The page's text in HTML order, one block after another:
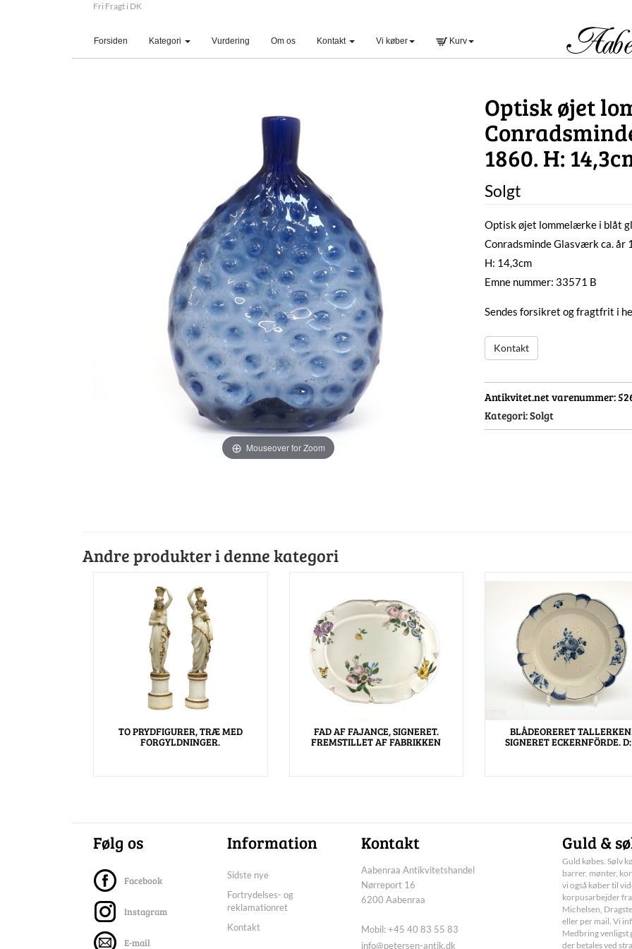
Fri Fragt i DK
Forsiden (current)Kategori Vurdering Om os Kontakt Vi køber Kurv
Mouseover for Zoom
Optisk øjet
1860. H:
Solgt
Optisk øjet lommelærke i blåt
Conradsminde Glasværk ca. år
H: 14,3cm
Emne nummer: 33571 B
Sendes forsikret og fragtfrit i
Kontakt
Antikvitet.net varenummer:
Kategori:Solgt
Andre produkter i denne kategori
TO PRYDFIGURER, TRÆ MED
FORGYLDNINGER.
FAD AF FAJANCE, SIGNERET.
FREMSTILLET AF FABRIKKEN
BLÅDEORERET
SIGNERET ECKERNFÖRDE.
Følg os
Facebook
Instagram
E-mail
Information
Sidste nye
Fortrydelses- og
reklamationret
Kontakt
Kontakt
Aabenraa Antikvitetshandel
Nørreport 16
6200 Aabenraa
Mobil: +45 40 83 55 83
info@petersen-antik.dk
Guld &
Guld købes. Sølv
barrer, mønter,
vi også køber til
korpusarbejder fra
Michelsen,
eller per mail. Vi
Medbring venligst
der betales ved